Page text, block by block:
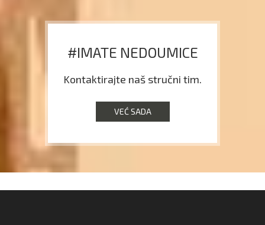
#IMATE NEDOUMICE
Kontaktirajte naš stručni tim.
VEĆ SADA